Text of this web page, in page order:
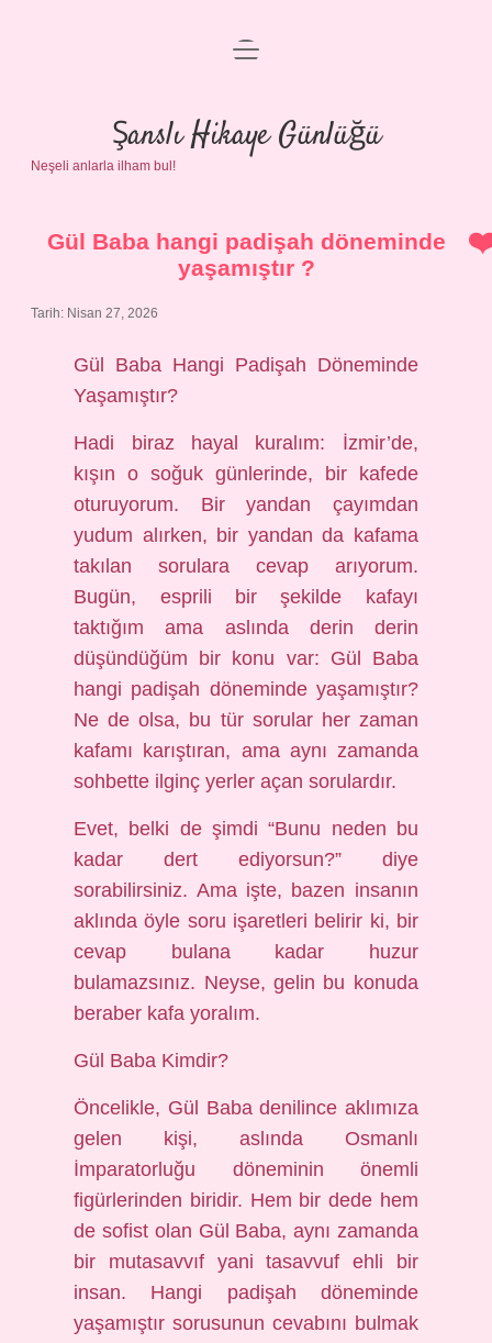
Anasayfa
Gizlilik Politikası
menüyü
Şanslı Hikaye Günlüğü
Neşeli anlarla ilham bul!
Gül Baba hangi padişah döneminde
yaşamıştır ?
Tarih: Nisan 27, 2026
Gül Baba Hangi Padişah Döneminde
Yaşamıştır?
Hadi biraz hayal kuralım: İzmir’de,
kışın o soğuk günlerinde, bir kafede
oturuyorum. Bir yandan çayımdan
yudum alırken, bir yandan da kafama
takılan sorulara cevap arıyorum.
Bugün, esprili bir şekilde kafayı
taktığım ama aslında derin derin
düşündüğüm bir konu var: Gül Baba
hangi padişah döneminde yaşamıştır?
Ne de olsa, bu tür sorular her zaman
kafamı karıştıran, ama aynı zamanda
sohbette ilginç yerler açan sorulardır.
Evet, belki de şimdi “Bunu neden bu
kadar dert ediyorsun?” diye
sorabilirsiniz. Ama işte, bazen insanın
aklında öyle soru işaretleri belirir ki, bir
cevap bulana kadar huzur
bulamazsınız. Neyse, gelin bu konuda
beraber kafa yoralım.
Gül Baba Kimdir?
Öncelikle, Gül Baba denilince aklımıza
gelen kişi, aslında Osmanlı
İmparatorluğu döneminin önemli
figürlerinden biridir. Hem bir dede hem
de sofist olan Gül Baba, aynı zamanda
bir mutasavvıf yani tasavvuf ehli bir
insan. Hangi padişah döneminde
yaşamıştır sorusunun cevabını bulmak